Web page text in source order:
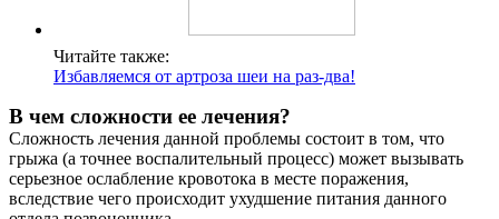
Статьи
Контакты
Читайте также:
Избавляемся от артроза шеи на раз-два!
В чем сложности ее лечения?
Сложность лечения данной проблемы состоит в том, что
грыжа (а точнее воспалительный процесс) может вызывать
серьезное ослабление кровотока в месте поражения,
вследствие чего происходит ухудшение питания данного